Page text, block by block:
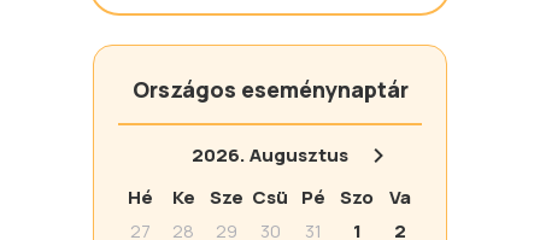
Országos eseménynaptár
2026.Augusztus
Hé
Ke Sze Csü Pé Szo
Va
27
28 29 30 31 1
2